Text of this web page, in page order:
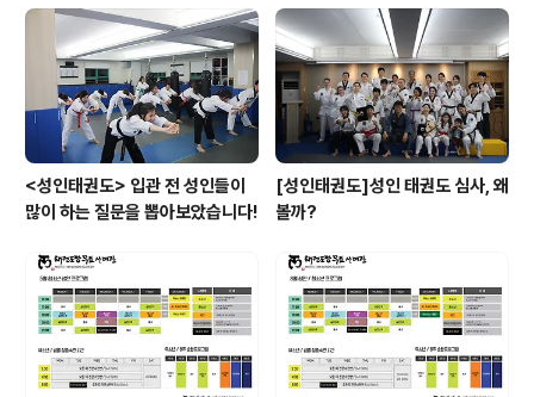
<성인태권도> 입관 전 성인들이
많이 하는 질문을 뽑아보았습니다!
[성인태권도]성인 태권도 심사, 왜
볼까?